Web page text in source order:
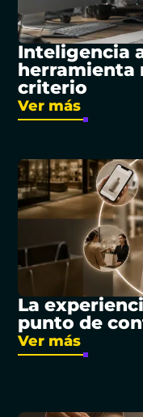
Inteligencia
herramienta
criterio
Ver más
La
punto de
Ver más